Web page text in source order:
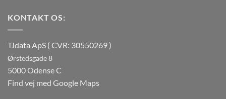
KONTAKT OS:
TJdata ApS ( CVR: 30550269 )
Ørstedsgade 8
5000 Odense C
Find vej med Google Maps